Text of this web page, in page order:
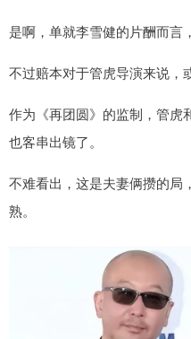
是啊，单就李雪健的片酬而言
不过赔本对于管虎导演来说，
作为《再团圆》的监制，管虎
也客串出镜了。
不难看出，这是夫妻俩攒的局
熟。